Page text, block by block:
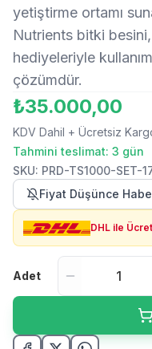
yetiştirme ortamı
Nutrients bitki besini,
hediyeleriyle
çözümdür.
₺35.000,00
KDV Dahil + Ücretsiz
Tahmini teslimat: 3 gün
SKU: PRD-TS1000-SET-
Fiyat Düşünce
DHL ile
Adet